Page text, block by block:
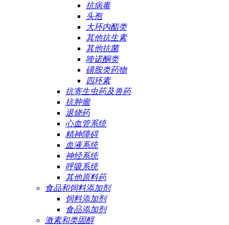
抗病毒
头孢
大环内酯类
其他抗生素
其他抗菌
喹诺酮类
磺胺类药物
四环素
抗寄生虫药及兽药
抗肿瘤
退烧药
心血管系统
精神障碍
血液系统
神经系统
呼吸系统
其他原料药
食品和饲料添加剂
饲料添加剂
食品添加剂
激素和类固醇